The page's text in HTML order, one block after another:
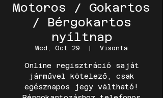
Motoros / Gokartos
/ Bérgokartos
nyíltnap
Wed, Oct 29 Visonta
Online regisztráció saját
járművel kötelező, csak
egésznapos jegy váltható!